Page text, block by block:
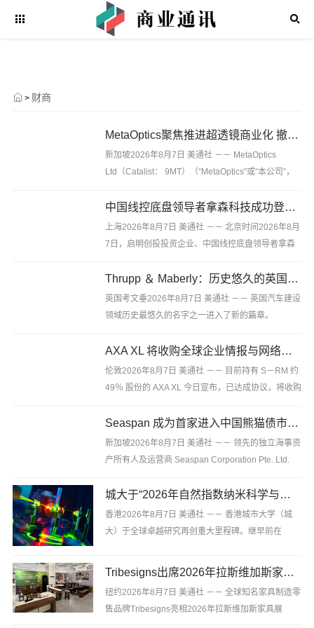
> 财商
MetaOptics聚焦推进超透镜商业化 撤回纳斯达克上市申请 并推迟在美国进行双重上市计划
新加坡2026年8月7日 美通社 －－ MetaOptics
Ltd（Catalist： 9MT）（“MetaOptics”或“本公司”，
的半导体光学公司，今日宣布已通知纳斯达克股票市
场...
中国线控底盘领导者拿森科技成功登陆香港交易所
上海2026年8月7日 美通社 －－ 北京时间2026年8月
7日，启明创投投资企业、中国线控底盘领导者拿森
价为10.42港元股，开盘价16.9港元股，市值100.6亿
港元。 启...
Thrupp ＆ Maberly：历史悠久的英国客车制造商进入了定制汽车的新时代
英国考文垂2026年8月7日 美通社 －－ 英国汽车建设
领域历史最悠久的名字之一进入了新的篇章。
以当代英国客车制造工作室的身份回归，致力于为挑
剔的国际客户制造高度定制的汽...
AXA XL 将收购全球企业情报与网络安全咨询公司 S－RM
伦敦2026年8月7日 美通社 －－ 目前持有 S－RM 约
49％ 股份的 AXA XL 今日宣布，已达成协议，将收购
与网络安全咨询公司。 S－RM 成立于 2005 年，服
务...
Seaspan 成为首家进入中国熊猫债市场的国际船东及运营商
新加坡2026年8月7日 美通社 －－ 领先的独立海事资
产所有人及运营商 Seaspan Corporation Pte. Ltd.
券市场发行规模为 15 亿元人民币的熊猫债券。...城大于“2026年自然指数纳米科学与技术增刊”荣获全港第一
香港2026年8月7日 美通社 －－ 香港城市大学（城
大）于全球卓越研究再创重大里程碑。继早前在
www.cityu.edu.hkzh－hkmedianews20260529...
Tribesigns出席2026年拉斯维加斯家具展，扩大与美国领先家居零售商的合作
纽约2026年8月7日 美通社 －－ 全球知名家具制造零
售品牌Tribesigns亮相2026年拉斯维加斯家具展